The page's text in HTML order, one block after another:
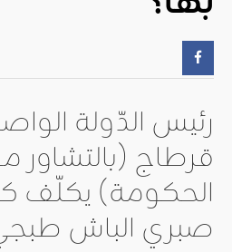
رئيس الدّولة
قرطاج (بالتشاور
الحكومة) يكلّف
صبري الباش طبجي